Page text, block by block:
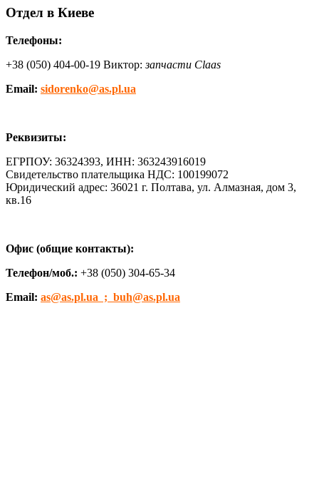
Отдел в Киеве
Телефоны:
+38 (050) 404-00-19 Виктор: запчасти Claas
Email: sidorenko@as.pl.ua
Реквизиты:
ЕГРПОУ: 36324393, ИНН: 363243916019
Свидетельство плательщика НДС: 100199072
Юридический адрес: 36021 г. Полтава, ул. Алмазная, дом 3,
кв.16
Офис (общие контакты):
Телефон/моб.: +38 (050) 304-65-34
Email: as@as.pl.ua ; buh@as.pl.ua